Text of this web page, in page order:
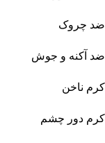
ضد چروک
ضد آکنه و جوش
کرم ناخن
کرم دور چشم